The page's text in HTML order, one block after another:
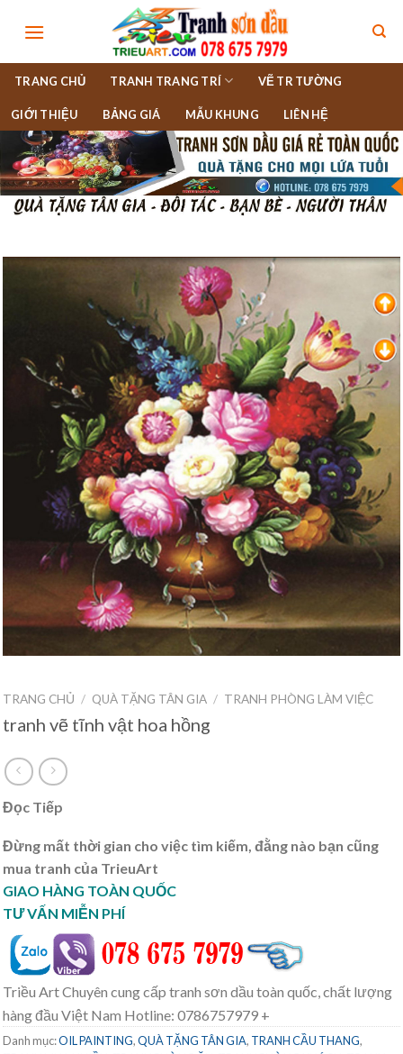
TRANG CHỦ TRANH TRANG TRÍ VẼ TR TƯỜNG
GIỚI THIỆU BẢNG GIÁ MẪU KHUNG LIÊN HỆ
TRANG CHỦ / QUÀ TẶNG TÂN GIA / TRANH PHÒNG LÀM VIỆC
tranh vẽ tĩnh vật hoa hồng
Đọc Tiếp
Đừng mất thời gian cho việc tìm kiếm, đằng nào bạn cũng
mua tranh của TrieuArt
GIAO HÀNG TOÀN QUỐC
TƯ VẤN MIỄN PHÍ
Triều Art Chuyên cung cấp tranh sơn dầu toàn quốc, chất lượng
hàng đầu Việt Nam Hotline: 0786757979 +
Danh mục:OIL PAINTING,QUÀ TẶNG TÂN GIA, TRANH CẦU THANG,